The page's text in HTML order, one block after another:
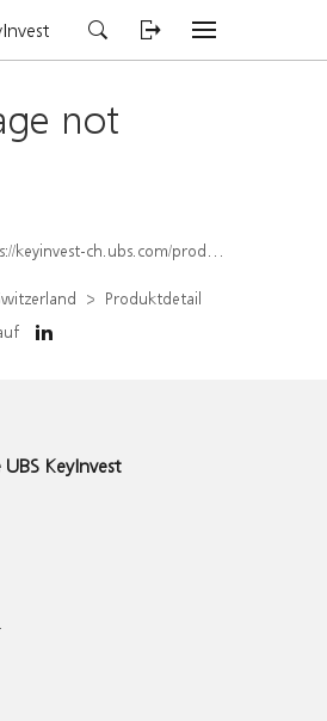
not
ch.ubs.com/produkt/detail/index/isin/CH1572299670
Produktdetail
KeyInvest